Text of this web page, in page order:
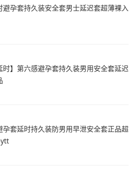
避孕套持久装安全套男士延迟套超薄裸入
时】第六感避孕套持久装男用安全套延迟
孕套延时持久装防男用早泄安全套正品超